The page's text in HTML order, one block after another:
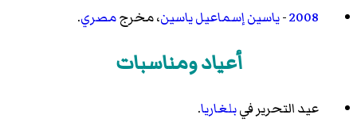
2008
-ياسين إسماعيل ياسين، مخرجمصري.
أعياد ومناسبات
عيد التحرير فيبلغاريا.